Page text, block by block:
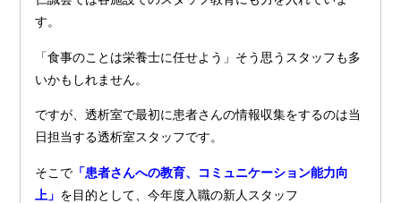
す。
「食事のことは栄養士に任せよう」そう思うスタッフも多
いかもしれません。
ですが、透析室で最初に患者さんの情報収集をするのは当
日担当する透析室スタッフです。
そこで 「患者さんへの教育、コミュニケーション能力向
上」 を目的として、今年度入職の新人スタッフ